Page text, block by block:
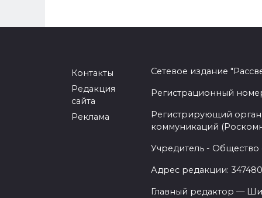
Контакты
Редакция
сайта
Реклама
Сетевое издание
Регистрационный
Регистрирующий
коммуникаций
Учредитель - Общество
Адрес редакции:
Главный редактор —